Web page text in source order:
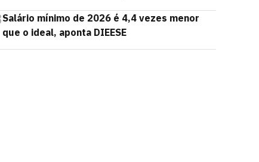
Salário mínimo de 2026 é 4,4 vezes menor
que o ideal, aponta DIEESE